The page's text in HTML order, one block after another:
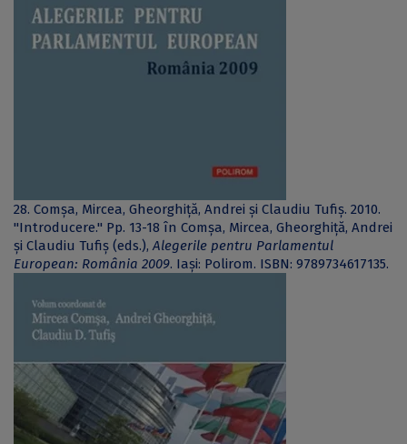
28. Comșa, Mircea, Gheorghiță, Andrei și Claudiu Tufiș. 2010.
"Introducere." Pp. 13-18 în Comșa, Mircea, Gheorghiță, Andrei
și Claudiu Tufiș (eds.),Alegerile pentru Parlamentul
European: România 2009. Iași: Polirom. ISBN: 9789734617135.